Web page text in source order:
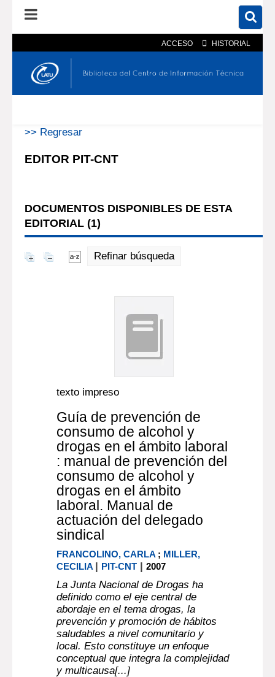
ACCESO HISTORIAL
En el catálogo En el sitio
>> Regresar
EDITOR PIT-CNT
DOCUMENTOS DISPONIBLES DE ESTA
EDITORIAL (1)
Refinar búsqueda
texto impreso
Guía de prevención de
consumo de alcohol y
drogas en el ámbito laboral
: manual de prevención del
consumo de alcohol y
drogas en el ámbito
laboral. Manual de
actuación del delegado
sindical
FRANCOLINO, CARLA ; MILLER,
CECILIA | PIT-CNT |2007
La Junta Nacional de Drogas ha
definido como el eje central de
abordaje en el tema drogas, la
prevención y promoción de hábitos
saludables a nivel comunitario y
local. Esto constituye un enfoque
conceptual que integra la complejidad
y multicausa[...]